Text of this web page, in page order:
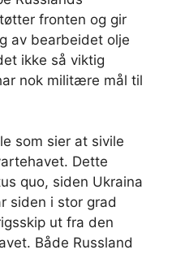
fronten og gir
av bearbeidet olje
ikke så viktig
nok militære mål til
som sier at sivile
Dette
quo, siden Ukraina
siden i stor grad
ut fra den
Både Russland